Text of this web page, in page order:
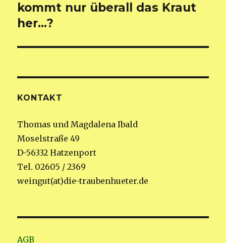
kommt nur überall das Kraut
her…?
KONTAKT
Thomas und Magdalena Ibald
Moselstraße 49
D-56332 Hatzenport
Tel. 02605 / 2369
weingut(at)die-traubenhueter.de
AGB